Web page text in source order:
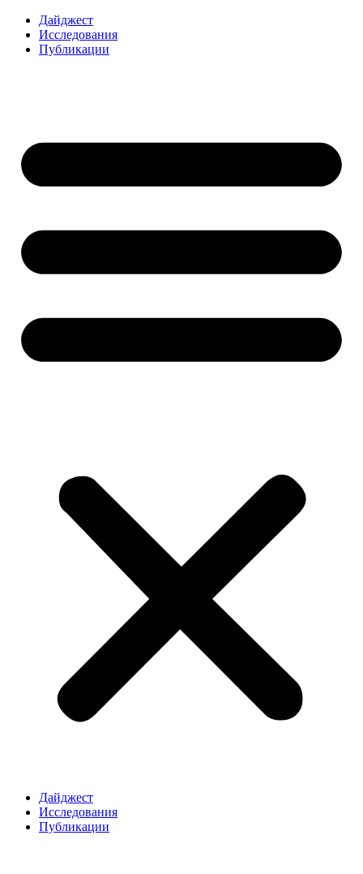
Перейти
содержимому
Дайджест
Исследования
Публикации
Дайджест
Исследования
Публикации